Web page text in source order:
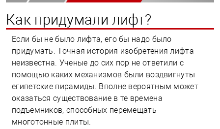
Как придумали лифт?
Если бы не было лифта, его бы надо было
придумать. Точная история изобретения лифта
неизвестна. Ученые до сих пор не ответили с
помощью каких механизмов были воздвигнуты
египетские пирамиды. Вполне вероятным может
оказаться существование в те времена
подъемников, способных перемещать
многотонные плиты.